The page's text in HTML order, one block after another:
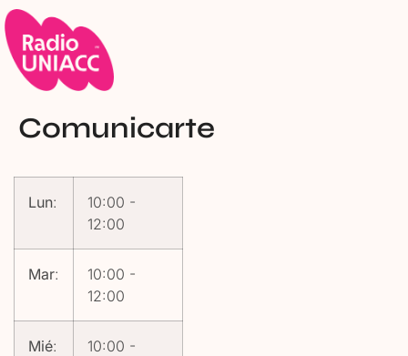
Comunicarte
Lun: 10:00 -
12:00
Mar: 10:00 -
12:00
Mié: 10:00 -